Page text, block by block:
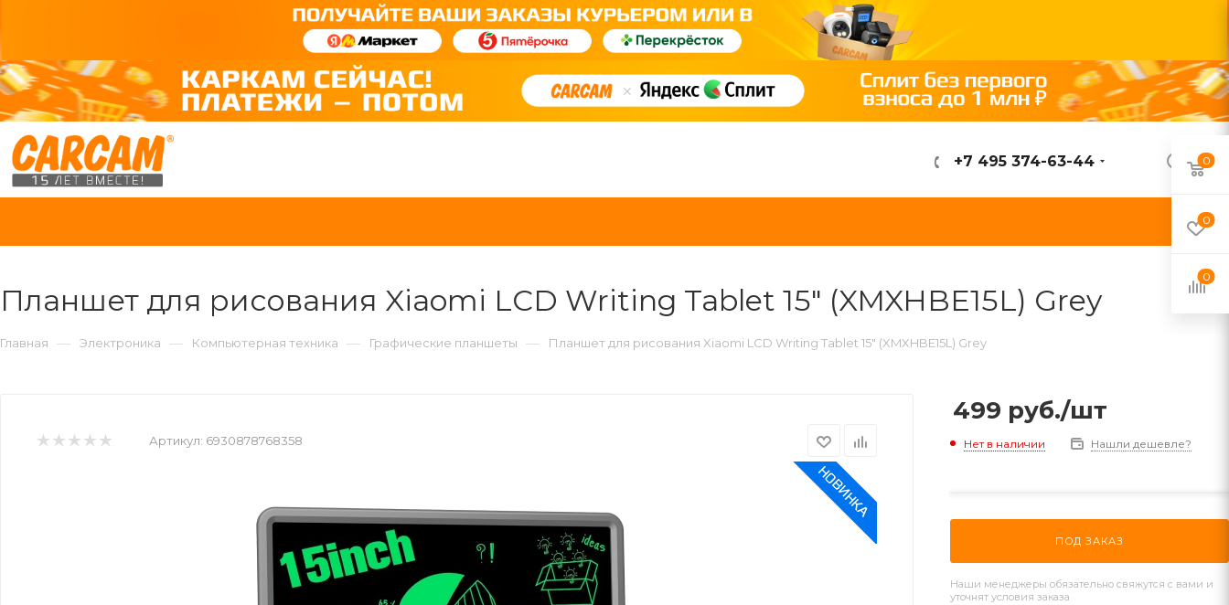
ВОЙТИ
+7 495 374-63-44
Планшет для рисования Xiaomi LCD Writing Tablet 15" (XMXHBE15L) Grey
Главная — Электроника — Компьютерная техника — Графические планшеты — Планшет для рисования Xiaomi LCD Writing Tablet 15" (XMXHBE15L) Grey
Артикул: 6930878768358
499 руб./шт
Нет в наличии Нашли дешевле?
ПОД ЗАКАЗ
Наши менеджеры обязательно свяжутся с вами и
уточнят условия заказа
0
0
0